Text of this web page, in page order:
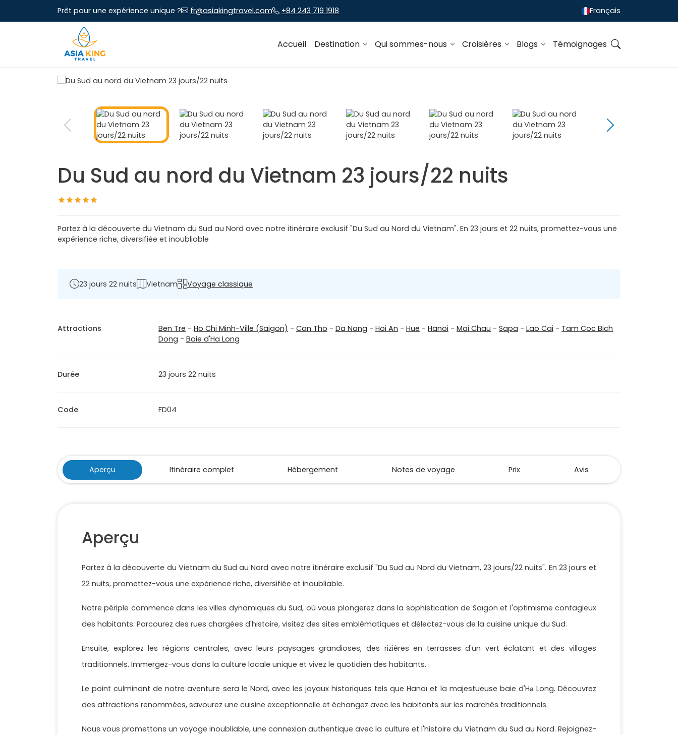
Prêt pour une expérience unique ? fr@asiakingtravel.com +84 243 719 1918 Français
Accueil Destination Qui sommes-nous Croisières Blogs Témoignages
Du Sud au nord du Vietnam 23 jours/22 nuits
Partez à la découverte du Vietnam du Sud au Nord avec notre itinéraire exclusif "Du Sud au Nord du Vietnam". En 23 jours et 22 nuits, promettez-vous une
expérience riche, diversifiée et inoubliable
23 jours 22 nuits Vietnam Voyage classique
Attractions Ben Tre - Ho Chi Minh-Ville (Saigon) - Can Tho - Da Nang - Hoi An - Hue - Hanoi - Mai Chau - Sapa - Lao Cai - Tam Coc Bich
Dong - Baie d'Ha Long
Durée 23 jours 22 nuits
Code FD04
Aperçu Itinéraire complet Hébergement Notes de voyage Prix Avis
Aperçu
Partez à la découverte du Vietnam du Sud au Nord avec notre itinéraire exclusif "Du Sud au Nord du Vietnam, 23 jours/22 nuits". En 23 jours et
22 nuits, promettez-vous une expérience riche, diversifiée et inoubliable.
Notre périple commence dans les villes dynamiques du Sud, où vous plongerez dans la sophistication de Saïgon et l'optimisme contagieux
des habitants. Parcourez des rues chargées d'histoire, visitez des sites emblématiques et délectez-vous de la cuisine unique du Sud.
Ensuite, explorez les régions centrales, avec leurs paysages grandioses, des rizières en terrasses d'un vert éclatant et des villages
traditionnels. Immergez-vous dans la culture locale unique et vivez le quotidien des habitants.
Le point culminant de notre aventure sera le Nord, avec les joyaux historiques tels que Hanoï et la majestueuse baie d'Hạ Long. Découvrez
des attractions renommées, savourez une cuisine exceptionnelle et échangez avec les habitants sur les marchés traditionnels.
Nous vous promettons un voyage inoubliable, une connexion authentique avec la culture et l'histoire du Vietnam du Sud au Nord. Rejoignez-